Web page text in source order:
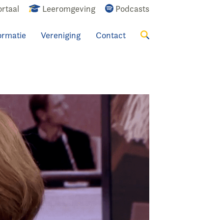
Leeromgeving Podcasts
Vereniging Contact